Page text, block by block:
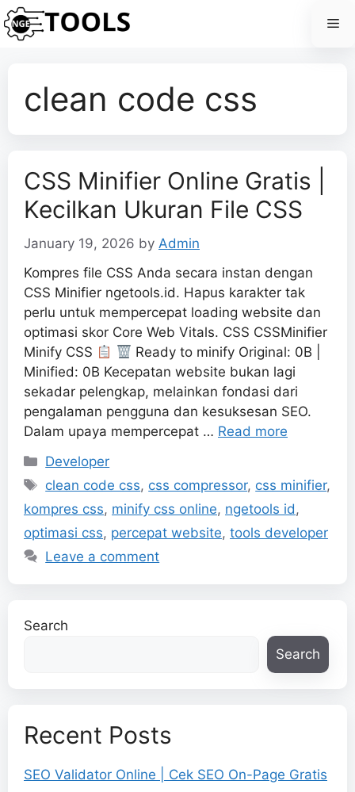
Skip
to
clean code css
CSS Minifier Online Gratis |
Kecilkan Ukuran File CSS
January 19, 2026 by Admin
Kompres file CSS Anda secara instan dengan
CSS Minifier ngetools.id. Hapus karakter tak
perlu untuk mempercepat loading website dan
optimasi skor Core Web Vitals. CSS CSSMinifier
Minify CSS
Ready to minify Original: 0B |
Minified: 0B Kecepatan website bukan lagi
sekadar pelengkap, melainkan fondasi dari
pengalaman pengguna dan kesuksesan SEO.
Dalam upaya mempercepat … Read more
Categories
Developer
Tags
clean code css, css compressor, css minifier,
kompres css, minify css online, ngetools id,
optimasi css, percepat website, tools developer
Leave a comment
Search
Search
Recent Posts
SEO Validator Online | Cek SEO On-Page Gratis